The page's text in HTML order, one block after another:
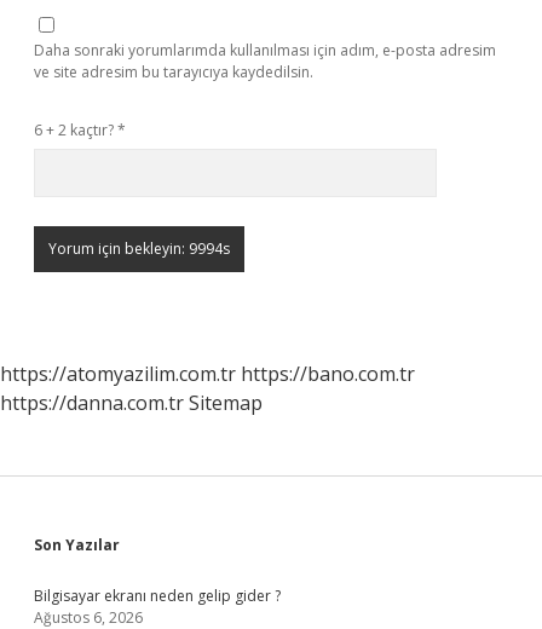
Daha sonraki yorumlarımda kullanılması için adım, e-posta adresim
ve site adresim bu tarayıcıya kaydedilsin.
6 + 2 kaçtır?*
https://atomyazilim.com.tr https://bano.com.tr
https://danna.com.trSitemap
Sidebar
Son Yazılar
Bilgisayar ekranı neden gelip gider ?
Ağustos 6, 2026